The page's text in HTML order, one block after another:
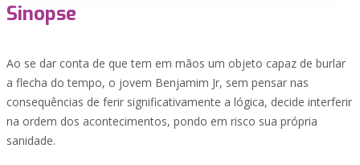
Sinopse
Ao se dar conta de que tem em mãos um objeto capaz de burlar
a flecha do tempo, o jovem Benjamim Jr, sem pensar nas
consequências de ferir significativamente a lógica, decide interferir
na ordem dos acontecimentos, pondo em risco sua própria
sanidade.